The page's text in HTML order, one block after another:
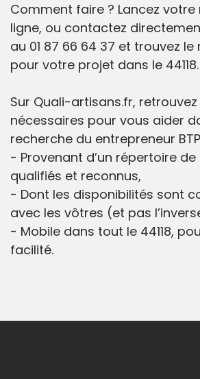
Comment faire ? Lancez votre
ligne, ou contactez
au 01 87 66 64 37 et trouvez
pour votre projet dans le 44118.
Sur Quali-artisans.fr,
nécessaires pour vous aider
recherche du entrepreneur
- Provenant d’un répertoire
qualifiés et reconnus,
- Dont les disponibilités sont
avec les vôtres (et pas
- Mobile dans tout le 44118,
facilité.